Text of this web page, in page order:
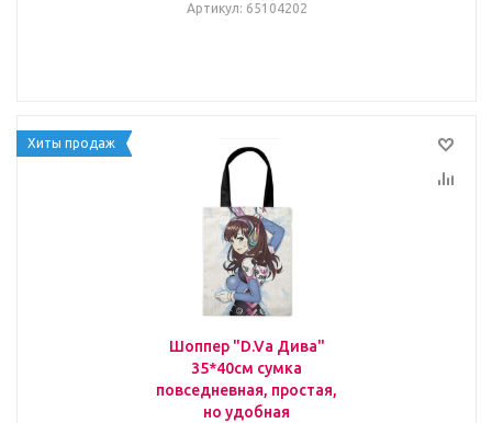
Артикул: 65104202
Хиты продаж
Шоппер "D.Va Дива"
35*40см сумка
повседневная, простая,
но удобная